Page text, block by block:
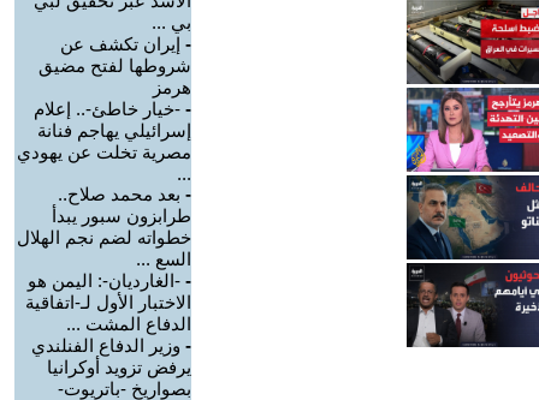
بي ...
- إيران تكشف عن
شروطها لفتح مضيق
هرمز
- -خيار خاطئ-.. إعلام
إسرائيلي يهاجم فنانة
مصرية تخلت عن يهودي
...
- بعد محمد صلاح..
طرابزون سبور يبدأ
خطواته لضم نجم الهلال
السع ...
- -الغارديان-: اليمن هو
الاختبار الأول لـ-اتفاقية
الدفاع المشت ...
- وزير الدفاع الفنلندي
يرفض تزويد أوكرانيا
بصواريخ -باتريوت-